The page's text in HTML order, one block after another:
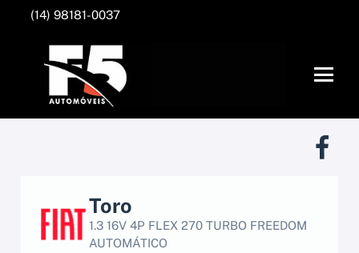
(14) 98181-0037
Toro
1.3 16V 4P FLEX 270 TURBO FREEDOM
AUTOMÁTICO